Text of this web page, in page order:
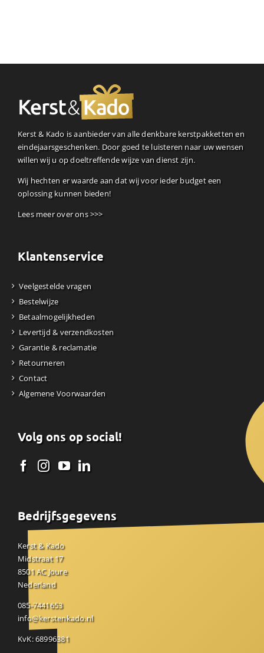
Kerst & Kado is aanbieder van alle denkbare kerstpakketten en
eindejaarsgeschenken. Door goed te luisteren naar uw wensen
willen wij u op doeltreffende wijze van dienst zijn.
Wij hechten er waarde aan dat wij voor ieder budget een
oplossing kunnen bieden!
Lees meer over ons >>>
Klantenservice
Veelgestelde vragen
Bestelwijze
Betaalmogelijkheden
Levertijd & verzendkosten
Garantie & reclamatie
Retourneren
Contact
Algemene Voorwaarden
Volg ons op social!
Bedrijfsgegevens
Kerst & Kado
Midstraat 17
8501 AC Joure
Nederland
085-7441653
info@kerstenkado.nl
KvK: 68996381